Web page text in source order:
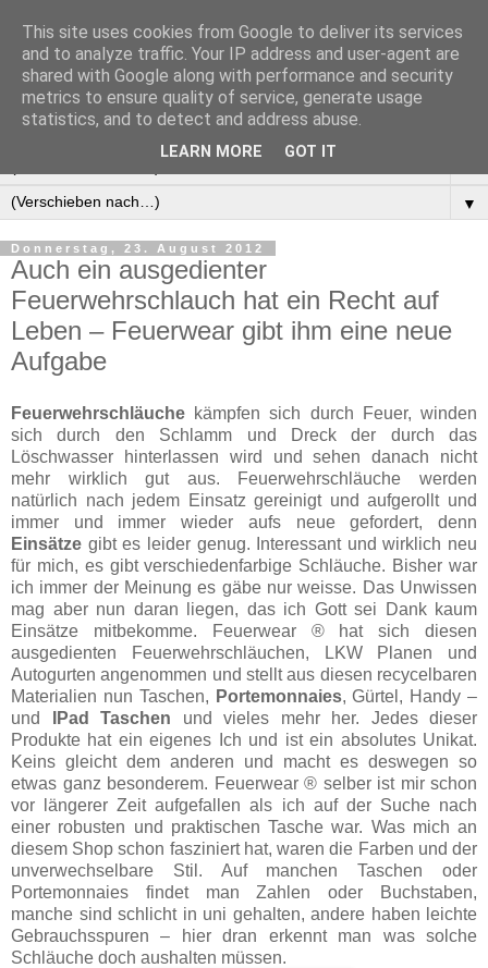
Manus Testwelt, alles
außer langweilig
▼
Donnerstag, 23. August 2012
Auch ein ausgedienter
Feuerwehrschlauch hat ein Recht auf
Leben – Feuerwear gibt ihm eine neue
Aufgabe
Feuerwehrschläuche kämpfen sich durch Feuer, winden
sich durch den Schlamm und Dreck der durch das
Löschwasser hinterlassen wird und sehen danach nicht
mehr wirklich gut aus. Feuerwehrschläuche werden
natürlich nach jedem Einsatz gereinigt und aufgerollt und
immer und immer wieder aufs neue gefordert, denn
Einsätze gibt es leider genug. Interessant und wirklich neu
für mich, es gibt verschiedenfarbige Schläuche. Bisher war
ich immer der Meinung es gäbe nur weisse. Das Unwissen
mag aber nun daran liegen, das ich Gott sei Dank kaum
Einsätze mitbekomme.
Feuerwear ® hat sich diesen
ausgedienten Feuerwehrschläuchen, LKW Planen und
Autogurten angenommen und stellt aus diesen recycelbaren
Materialien nun Taschen, Portemonnaies, Gürtel, Handy –
und
IPad Taschen und vieles mehr her. Jedes dieser
Produkte hat ein eigenes Ich und ist ein absolutes Unikat.
Keins gleicht dem anderen und macht es deswegen so
etwas ganz besonderem. Feuerwear ® selber ist mir schon
vor längerer Zeit aufgefallen als ich auf der Suche nach
einer robusten und praktischen Tasche war. Was mich an
diesem Shop schon fasziniert hat, waren die Farben und der
unverwechselbare Stil. Auf manchen Taschen oder
Portemonnaies findet man Zahlen oder Buchstaben,
manche sind schlicht in uni gehalten, andere haben leichte
Gebrauchsspuren – hier dran erkennt man was solche
Schläuche doch aushalten müssen.
This site uses cookies from Google to deliver its services
and to analyze traffic. Your IP address and user-agent are
shared with Google along with performance and security
metrics to ensure quality of service, generate usage
statistics, and to detect and address abuse.
LEARN MORE GOT IT